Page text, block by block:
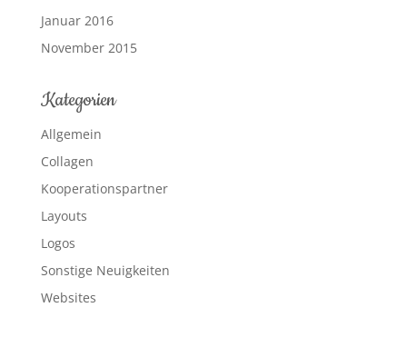
Januar 2016
November 2015
Kategorien
Allgemein
Collagen
Kooperationspartner
Layouts
Logos
Sonstige Neuigkeiten
Websites